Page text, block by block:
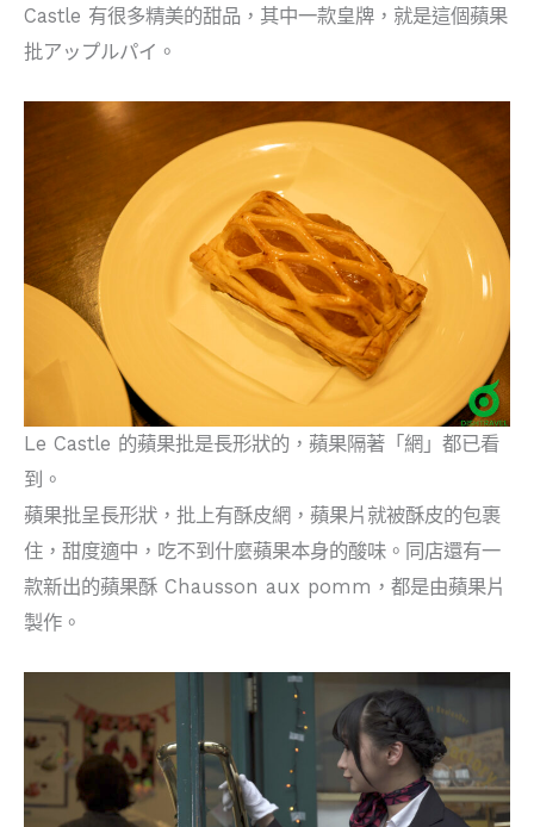
Castle 有很多精美的甜品，其中一款皇牌，就是這個蘋果
批アップルパイ。
Le Castle 的蘋果批是長形狀的，蘋果隔著「網」都已看
到。
蘋果批呈長形狀，批上有酥皮網，蘋果片就被酥皮的包裹
住，甜度適中，吃不到什麼蘋果本身的酸味。同店還有一
款新出的蘋果酥 Chausson aux pomm，都是由蘋果片
製作。